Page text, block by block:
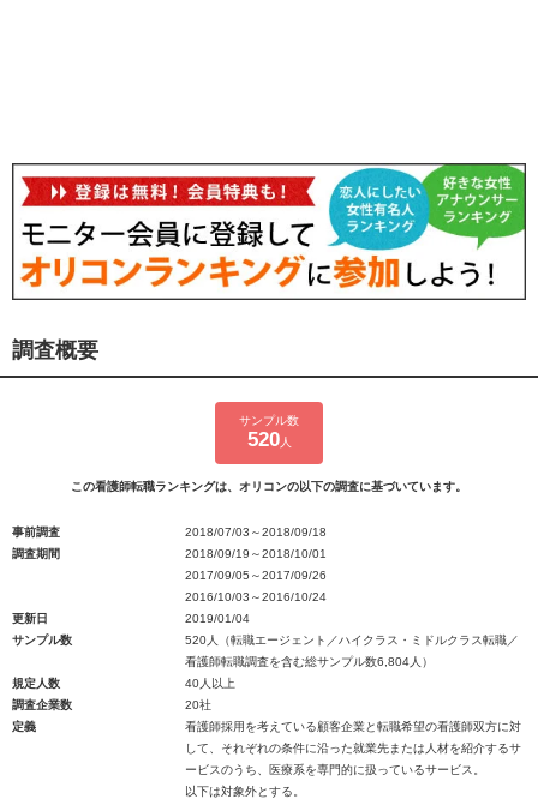
調査概要
サンプル数
520人
この看護師転職ランキングは、オリコンの以下の調査に基づいています。
事前調査
2018/07/03～2018/09/18
調査期間
2018/09/19～2018/10/01
2017/09/05～2017/09/26
2016/10/03～2016/10/24
更新日
2019/01/04
サンプル数
520人（転職エージェント／ハイクラス・ミドルクラス転職／
看護師転職調査を含む総サンプル数6,804人）
規定人数
40人以上
調査企業数
20社
定義
看護師採用を考えている顧客企業と転職希望の看護師双方に対
して、それぞれの条件に沿った就業先または人材を紹介するサ
ービスのうち、医療系を専門的に扱っているサービス。
以下は対象外とする。